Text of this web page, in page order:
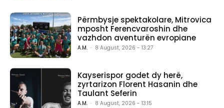
Përmbysje spektakolare, Mitrovica
mposht Ferencvaroshin dhe
vazhdon aventurën evropiane
A.M. - 8 August, 2026 - 13:27
Kayserispor godet dy herë,
zyrtarizon Florent Hasanin dhe
Taulant Seferin
A.M. - 8 August, 2026 - 13:15